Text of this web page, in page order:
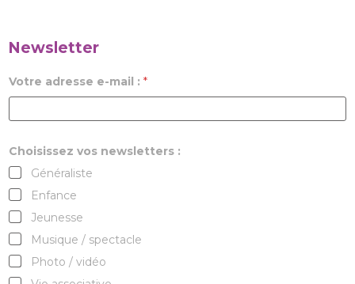
Newsletter
Votre adresse e-mail : *
Choisissez vos newsletters :
Généraliste
Enfance
Jeunesse
Musique / spectacle
Photo / vidéo